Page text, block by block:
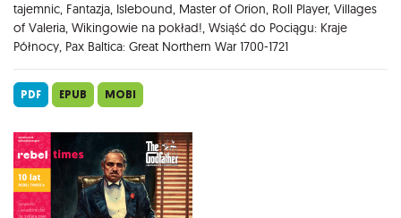
tajemnic, Fantazja, Islebound, Master of Orion, Roll Player, Villages
of Valeria, Wikingowie na pokład!, Wsiąść do Pociągu: Kraje
Północy, Pax Baltica: Great Northern War 1700-1721
PDF EPUB MOBI